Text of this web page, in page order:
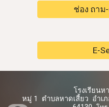
ช่อง ถาม
E-
โรงเรียนห
หมู่ 1 ตำบลหาดเสี้ยว อำเ